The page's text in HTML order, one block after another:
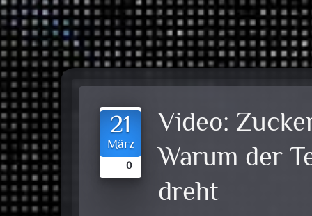
21
März
0
Video:
Warum der
dreht